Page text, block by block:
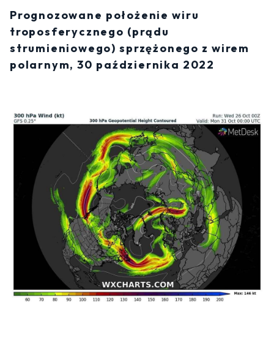
Prognozowane położenie wiru
troposferycznego (prądu
strumieniowego) sprzężonego z wirem
polarnym, 30 października 2022